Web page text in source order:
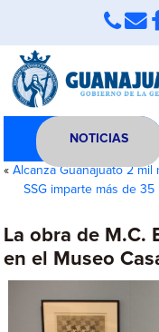
NOTICIAS
«Alcanza Guanajuato 2
SSG imparte más de
La obra de M.C.
en el Museo